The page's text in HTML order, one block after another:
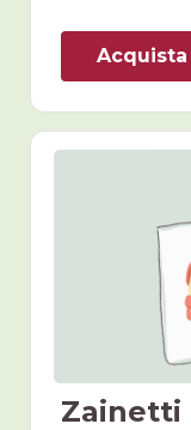
Zainetti